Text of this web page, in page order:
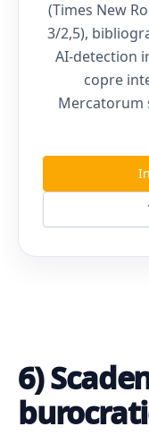
(Times New
3/2,5),
AI-detection
copre
Mercatorum
6)